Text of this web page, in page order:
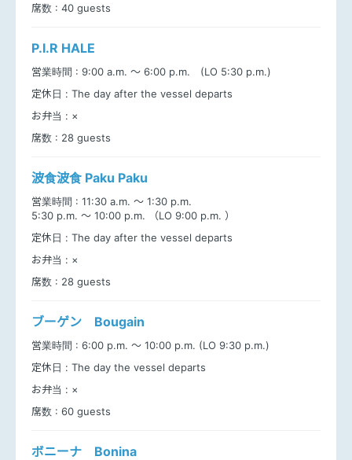
席数 : 40 guests
P.I.R HALE
営業時間 : 9:00 a.m. ～ 6:00 p.m. (LO 5:30 p.m.)
定休日 : The day after the vessel departs
お弁当 : ×
席数 : 28 guests
波食波食 Paku Paku
営業時間 : 11:30 a.m. ～ 1:30 p.m.
5:30 p.m. ～ 10:00 p.m. （LO 9:00 p.m. ）
定休日 : The day after the vessel departs
お弁当 : ×
席数 : 28 guests
ブーゲン Bougain
営業時間 : 6:00 p.m. ～ 10:00 p.m. (LO 9:30 p.m.)
定休日 : The day the vessel departs
お弁当 : ×
席数 : 60 guests
ボニーナ Bonina